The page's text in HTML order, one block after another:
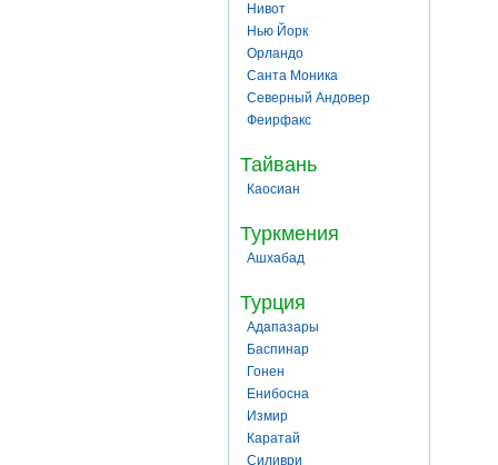
Нивот
Нью Йорк
Орландо
Санта Моника
Северный Андовер
Феирфакс
Тайвань
Каосиан
Туркмения
Ашхабад
Турция
Адапазары
Баспинар
Гонен
Енибосна
Измир
Каратай
Силиври